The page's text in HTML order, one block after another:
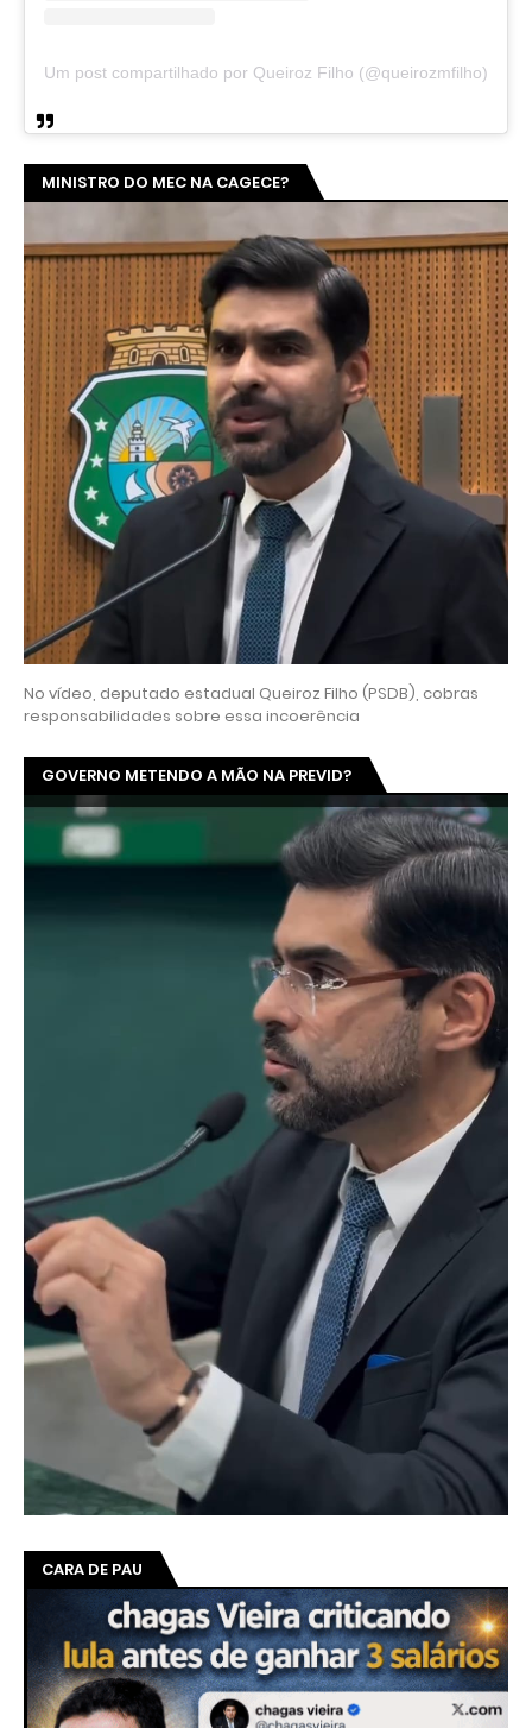
Um post compartilhado por Queiroz Filho (@queirozmfilho)
MINISTRO DO MEC NA CAGECE?
No vídeo, deputado estadual Queiroz Filho (PSDB), cobras
responsabilidades sobre essa incoerência
GOVERNO METENDO A MÃO NA PREVID?
CARA DE PAU